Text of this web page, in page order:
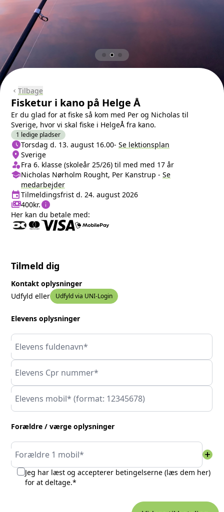
chevron_left Tilbage
Fisketur i kano på Helge Å
Er du glad for at fiske så kom med Per og Nicholas til
Sverige, hvor vi skal fiske i HelgeÅ fra kano.
1 ledige pladser
Næste lektion
scheduleTorsdag d. 13. august 16.00- Se lektionsplan
Sted/Adresse
location_on Sverige
Klasse/Aldersbegrænsning
person_shieldFra 6. klasse (skoleår 25/26) til med med 17 år
Medarbejder
schoolNicholas Nørholm Rought, Per Kanstrup - Se
medarbejder
Tilmeldingsfrist
eventTilmeldingsfrist d. 24. august 2026
Pris
payments400kr.info
Her kan du betale med:
Tilmeld dig
Kontakt oplysninger
Udfyld eller
Udfyld via UNI-Login
Elevens oplysninger
Elevens fuldenavn*
Elevens Cpr nummer*
Elevens mobil* (format: 12345678)
Forældre / værge oplysninger
Forældre 1 mobil* add
Jeg har læst og accepterer betingelserne (læs dem her)
for at deltage.*